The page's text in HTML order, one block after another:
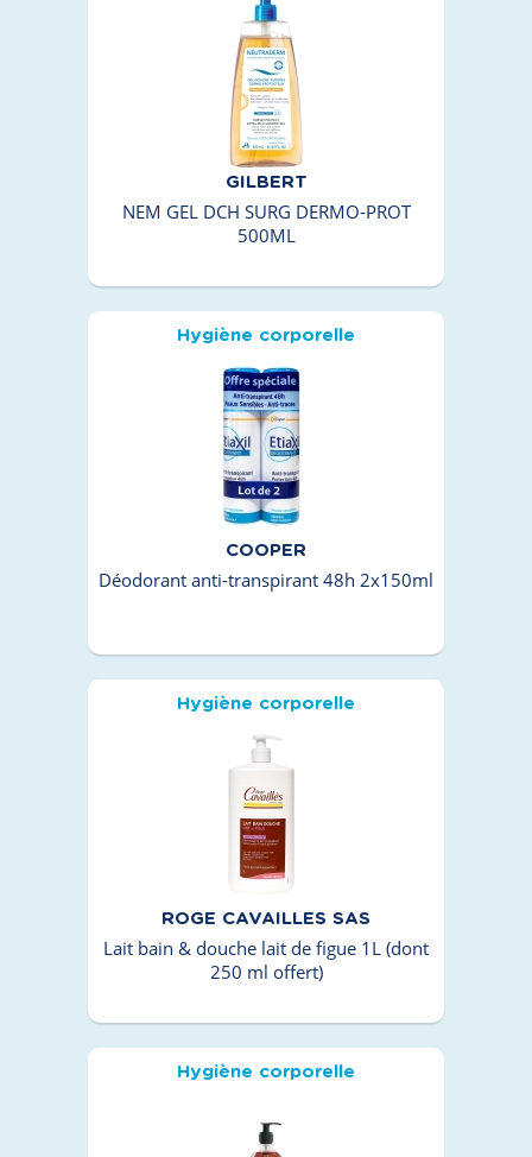
GILBERT
NEM GEL DCH SURG DERMO-PROT
500ML
Hygiène corporelle
COOPER
Déodorant anti-transpirant 48h 2x150ml
Hygiène corporelle
ROGE CAVAILLES SAS
Lait bain & douche lait de figue 1L (dont
250 ml offert)
Hygiène corporelle